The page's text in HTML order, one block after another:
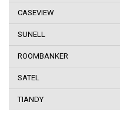
adresu
Sigurnost
plaćanja
CASEVIEW
SUNELL
ROOMBANKER
SATEL
TIANDY